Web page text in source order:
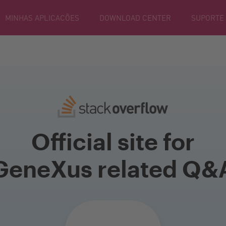
MINHAS APLICACÕES DOWNLOAD CENTER SUPORTE
Official site for
related